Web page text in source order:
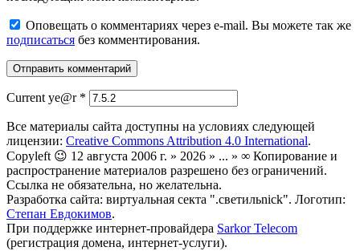
Оповещать о комментариях через e-mail. Вы можете так же
подписаться без комментирования.
Current ye@r *
Все материалы сайта доступны на условиях следующей
лицензии: Creative Commons Attribution 4.0 International.
Copyleft 😉 12 августа 2006 г. » 2026 » ... » ∞ Копирование и
распространение материалов разрешено без ограничений.
Ссылка не обязательна, но желательна.
Разработка сайта: виртуальная секта ".светильnick". Логотип:
Степан Евдокимов.
При поддержке интернет-провайдера Sarkor Telecom
(регистрация домена, интернет-услуги).